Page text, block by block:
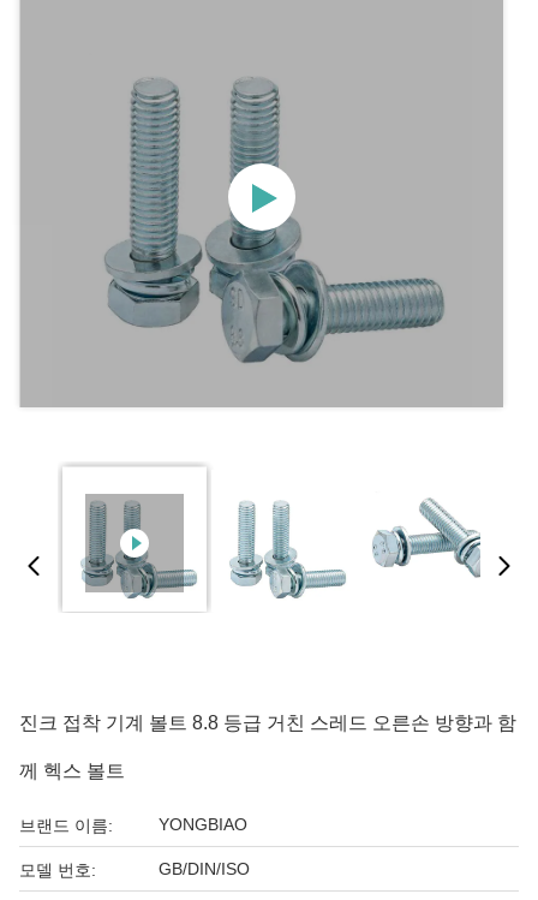
진크 접착 기계 볼트 8.8 등급 거친 스레드 오른손 방향과 함
께 헥스 볼트
브랜드 이름: YONGBIAO
모델 번호: GB/DIN/ISO